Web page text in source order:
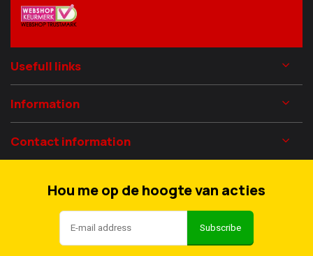
Usefull links
Information
Contact information
Hou me op de hoogte van acties
Subscribe